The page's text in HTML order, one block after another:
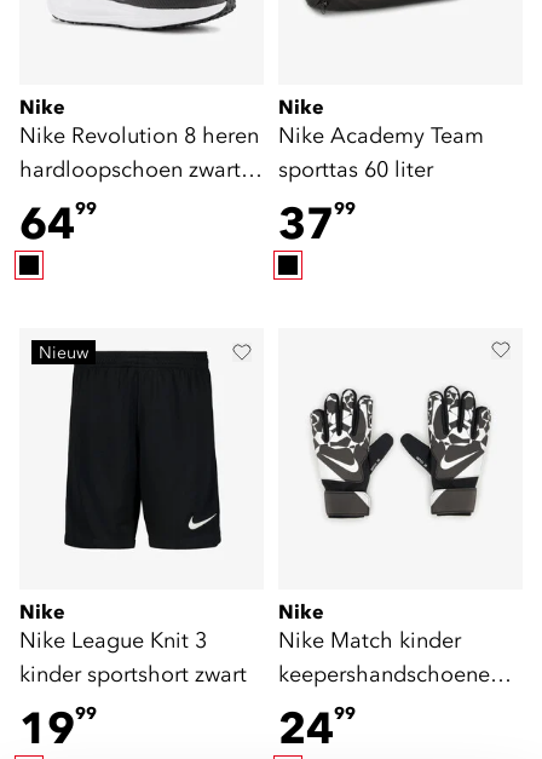
Nike
Nike Revolution 8 heren
hardloopschoen zwart
wit
6499
Nike
Nike Academy Team
sporttas 60 liter
3799
Nieuw
Nike
Nike League Knit 3
kinder sportshort zwart
1999
Nike
Nike Match kinder
keepershandschoenen
wit zwart
2499